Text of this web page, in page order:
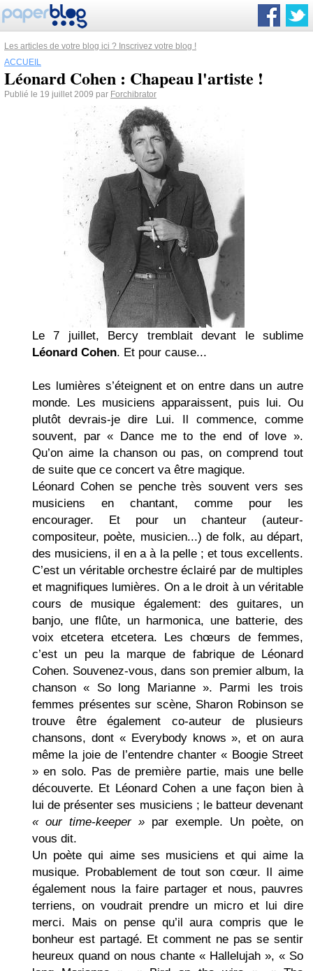
Les articles de votre blog ici ? Inscrivez votre blog !
ACCUEIL
Léonard Cohen : Chapeau l'artiste !
Publié le 19 juillet 2009 par Forchibrator
Le 7 juillet, Bercy tremblait devant le sublime
Léonard Cohen. Et pour cause...
Les lumières s’éteignent et on entre dans un autre
monde. Les musiciens apparaissent, puis lui. Ou
plutôt devrais-je dire Lui. Il commence, comme
souvent, par « Dance me to the end of love ».
Qu’on aime la chanson ou pas, on comprend tout
de suite que ce concert va être magique.
Léonard Cohen se penche très souvent vers ses
musiciens en chantant, comme pour les
encourager. Et pour un chanteur (auteur-
compositeur, poète, musicien...) de folk, au départ,
des musiciens, il en a à la pelle ; et tous excellents.
C’est un véritable orchestre éclairé par de multiples
et magnifiques lumières. On a le droit à un véritable
cours de musique également: des guitares, un
banjo, une flûte, un harmonica, une batterie, des
voix etcetera etcetera. Les chœurs de femmes,
c’est un peu la marque de fabrique de Léonard
Cohen. Souvenez-vous, dans son premier album, la
chanson « So long Marianne ». Parmi les trois
femmes présentes sur scène, Sharon Robinson se
trouve être également co-auteur de plusieurs
chansons, dont « Everybody knows », et on aura
même la joie de l’entendre chanter « Boogie Street
» en solo. Pas de première partie, mais une belle
découverte. Et Léonard Cohen a une façon bien à
lui de présenter ses musiciens ; le batteur devenant
« our time-keeper » par exemple. Un poète, on
vous dit.
Un poète qui aime ses musiciens et qui aime la
musique. Probablement de tout son cœur. Il aime
également nous la faire partager et nous, pauvres
terriens, on voudrait prendre un micro et lui dire
merci. Mais on pense qu’il aura compris que le
bonheur est partagé. Et comment ne pas se sentir
heureux quand on nous chante « Hallelujah », « So